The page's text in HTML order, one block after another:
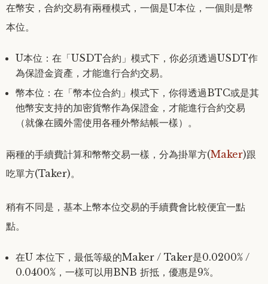
在幣安，合約交易有兩種模式，一個是U本位，一個則是幣
本位。
U本位：在「USDT合約」模式下，你必須透過USDT作
為保證金資產，才能進行合約交易。
幣本位：在「幣本位合約」模式下，你得透過BTC或是其
他幣安支持的加密貨幣作為保證金，才能進行合約交易
（就像在國外需使用各種外幣結帳一樣）。
兩種的手續費計算和幣幣交易一樣，分為掛單方(Maker)跟
吃單方(Taker)。
稍有不同是，基本上幣本位交易的手續費會比較便宜一點
點。
在U 本位下，最低等級的Maker / Taker是0.0200% /
0.0400%，一樣可以用BNB 折抵，優惠是9%。